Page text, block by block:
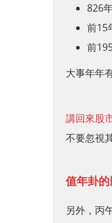
826
前15
前
大事年年
講回來股
不要忽視
值年卦的
另外，丙